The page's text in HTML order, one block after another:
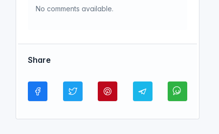
No comments available.
Share